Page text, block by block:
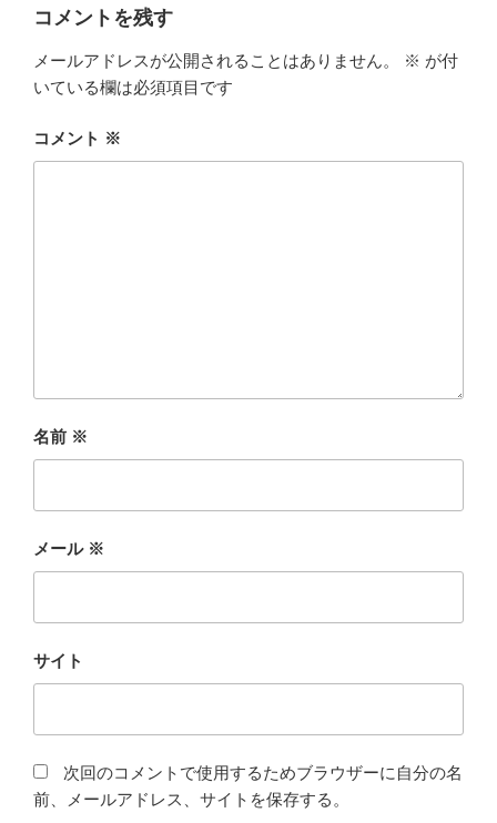
コメントを残す
メールアドレスが公開されることはありません。 ※ が付
いている欄は必須項目です
コメント ※
名前 ※
メール ※
サイト
次回のコメントで使用するためブラウザーに自分の名
前、メールアドレス、サイトを保存する。